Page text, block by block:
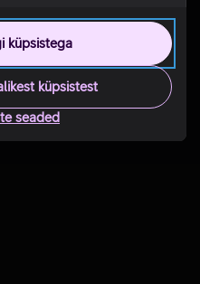
küpsistega
küpsistest
seaded